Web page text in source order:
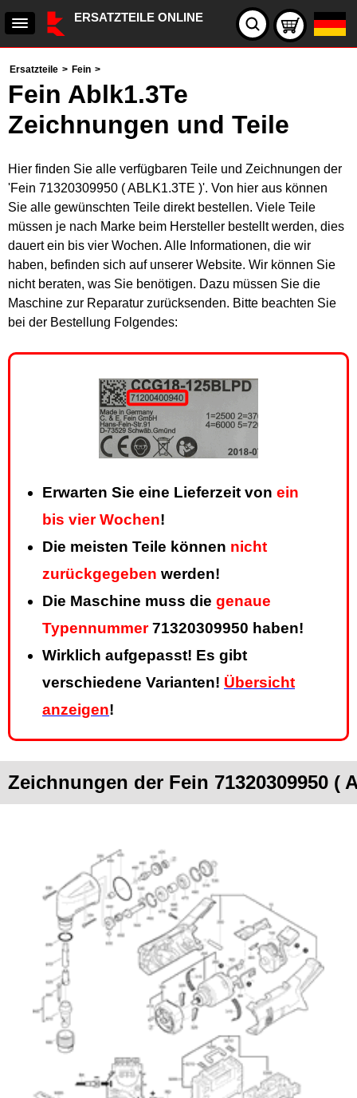
ERSATZTEILE ONLINE
Ersatzteile > Fein >
Fein Ablk1.3Te
Zeichnungen und Teile
Hier finden Sie alle verfügbaren Teile und Zeichnungen der
'Fein 71320309950 ( ABLK1.3TE )'. Von hier aus können
Sie alle gewünschten Teile direkt bestellen. Viele Teile
müssen je nach Marke beim Hersteller bestellt werden, dies
dauert ein bis vier Wochen. Alle Informationen, die wir
haben, befinden sich auf unserer Website. Wir können Sie
nicht beraten, was Sie benötigen. Dazu müssen Sie die
Maschine zur Reparatur zurücksenden. Bitte beachten Sie
bei der Bestellung Folgendes:
Erwarten Sie eine Lieferzeit von ein
bis vier Wochen!
Die meisten Teile können nicht
zurückgegeben werden!
Die Maschine muss die genaue
Typennummer71320309950 haben!
Wirklich aufgepasst! Es gibt
verschiedene Varianten! Übersicht
anzeigen!
Zeichnungen der Fein 71320309950 (